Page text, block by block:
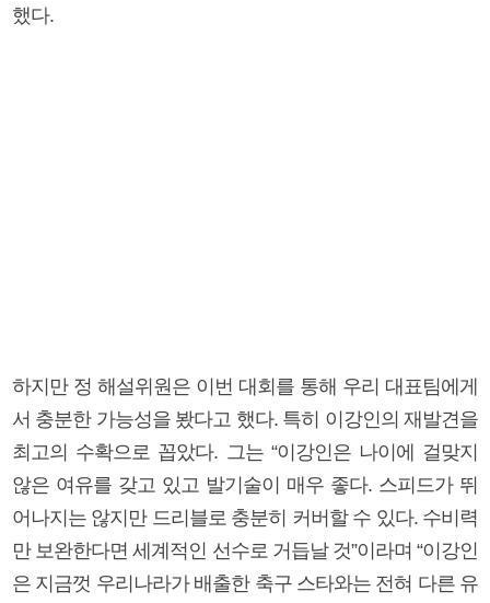
했다.
하지만 정 해설위원은 이번 대회를 통해 우리 대표팀에게
서 충분한 가능성을 봤다고 했다. 특히 이강인의 재발견을
최고의 수확으로 꼽았다. 그는 “이강인은 나이에 걸맞지
않은 여유를 갖고 있고 발기술이 매우 좋다. 스피드가 뛰
어나지는 않지만 드리블로 충분히 커버할 수 있다. 수비력
만 보완한다면 세계적인 선수로 거듭날 것”이라며 “이강인
은 지금껏 우리나라가 배출한 축구 스타와는 전혀 다른 유